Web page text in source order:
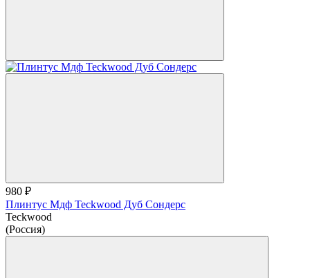
980 ₽
Плинтус Мдф Teckwood Дуб Сондерс
Teckwood
(Россия)